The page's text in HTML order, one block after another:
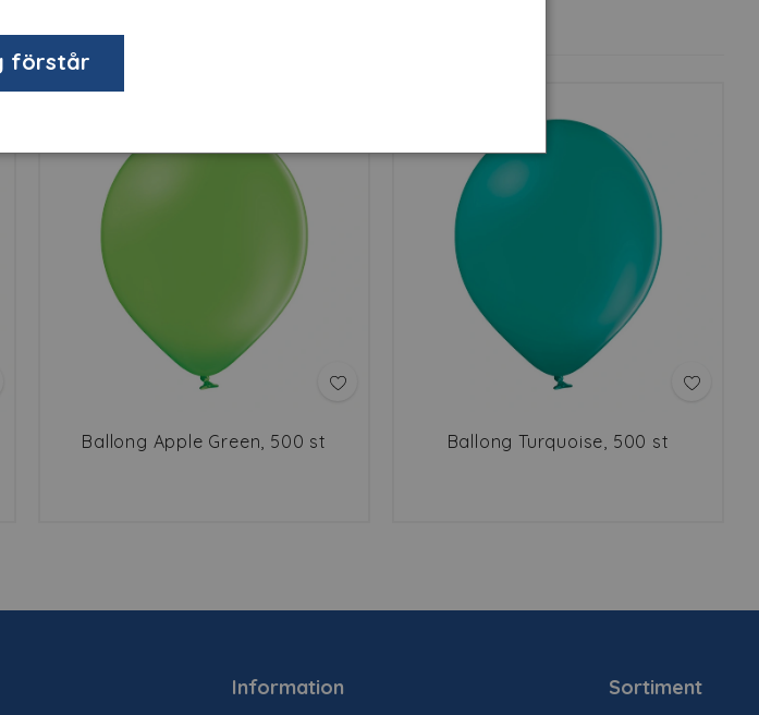
produkter
Ballong Apple Green, 500 st Ballong Turquoise, 500 st
Information Sortiment
förstår